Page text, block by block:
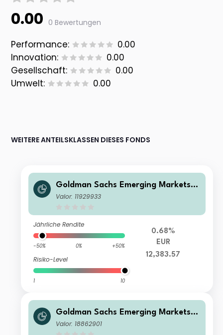
0.00 0 Bewertungen
Performance:
0.00
Innovation:
0.00
Gesellschaft:
0.00
Umwelt:
0.00
WEITERE ANTEILSKLASSEN DIESES FONDS
Goldman Sachs Emerging Markets E
quity Income - Z Cap EUR
Valor: 11929933
Jährliche Rendite
-50% 0% +50%
Risiko-Level
1 10
0.68%
EUR
12,383.57
Goldman Sachs Emerging Markets E
quity Income - X Cap CZK (hedged i)
Valor: 18862901